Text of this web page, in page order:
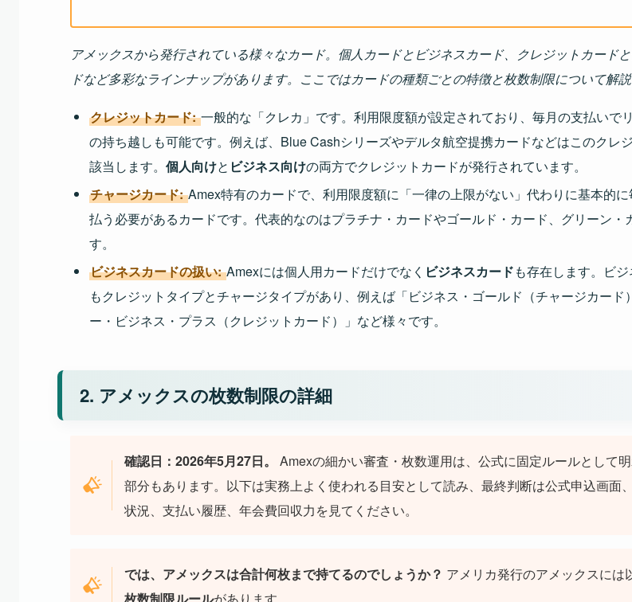
アメックスから発行されている様々なカード。個人カードとビジネスカード、クレジットカード
ドなど多彩なラインナップがあります。ここではカードの種類ごとの特徴と枚数制限について解説
クレジットカード:一般的な「クレカ」です。利用限度額が設定されており、毎月の支払いで
の持ち越しも可能です。例えば、Blue Cashシリーズやデルタ航空提携カードなどはこのクレ
該当します。 個人向けと ビジネス向けの両方でクレジットカードが発行されています。
チャージカード:Amex特有のカードで、利用限度額に「一律の上限がない」代わりに基本的
払う必要があるカードです。代表的なのはプラチナ・カードやゴールド・カード、グリーン・
す。
ビジネスカードの扱い:Amexには個人用カードだけでなく ビジネスカードも存在します。ビ
もクレジットタイプとチャージタイプがあり、例えば「ビジネス・ゴールド（チャージカード
ー・ビジネス・プラス（クレジットカード）」など様々です。
2. アメックスの枚数制限の詳細
確認日：2026年5月27日。
Amexの細かい審査・枚数運用は、公式に固定ルールとして
部分もあります。以下は実務上よく使われる目安として読み、最終判断は公式申込画面
状況、支払い履歴、年会費回収力を見てください。
では、アメックスは合計何枚まで持てるのでしょうか？ アメリカ発行のアメックスには